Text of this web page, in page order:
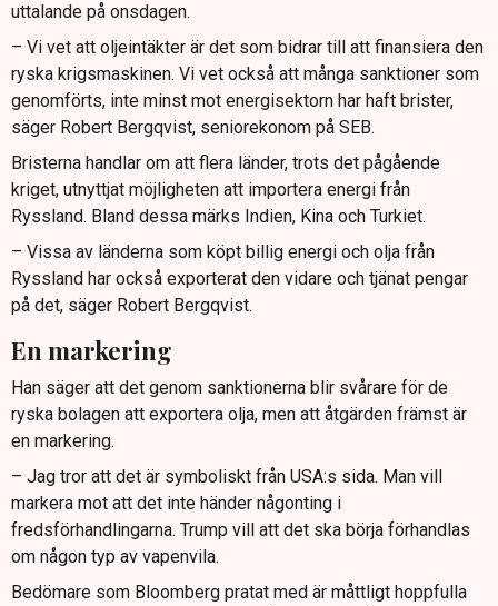
uttalande på onsdagen.
– Vi vet att oljeintäkter är det som bidrar till att finansiera den
ryska krigsmaskinen. Vi vet också att många sanktioner som
genomförts, inte minst mot energisektorn har haft brister,
säger Robert Bergqvist, seniorekonom på SEB.
Bristerna handlar om att flera länder, trots det pågående
kriget, utnyttjat möjligheten att importera energi från
Ryssland. Bland dessa märks Indien, Kina och Turkiet.
– Vissa av länderna som köpt billig energi och olja från
Ryssland har också exporterat den vidare och tjänat pengar
på det, säger Robert Bergqvist.
En markering
Han säger att det genom sanktionerna blir svårare för de
ryska bolagen att exportera olja, men att åtgärden främst är
en markering.
– Jag tror att det är symboliskt från USA:s sida. Man vill
markera mot att det inte händer någonting i
fredsförhandlingarna. Trump vill att det ska börja förhandlas
om någon typ av vapenvila.
Bedömare som Bloomberg pratat med är måttligt hoppfulla